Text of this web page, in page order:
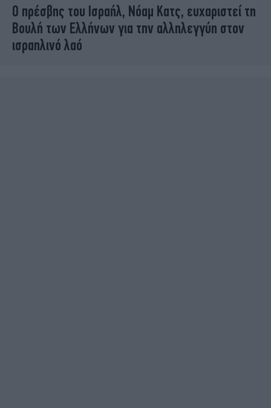
Ο πρέσβης του Ισραήλ, Νόαμ Κατς, ευχαριστεί τη
Βουλή των Ελλήνων για την αλληλεγγύη στον
ισραηλινό λαό